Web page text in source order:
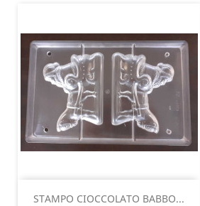
STAMPO CIOCCOLATO BABBO...